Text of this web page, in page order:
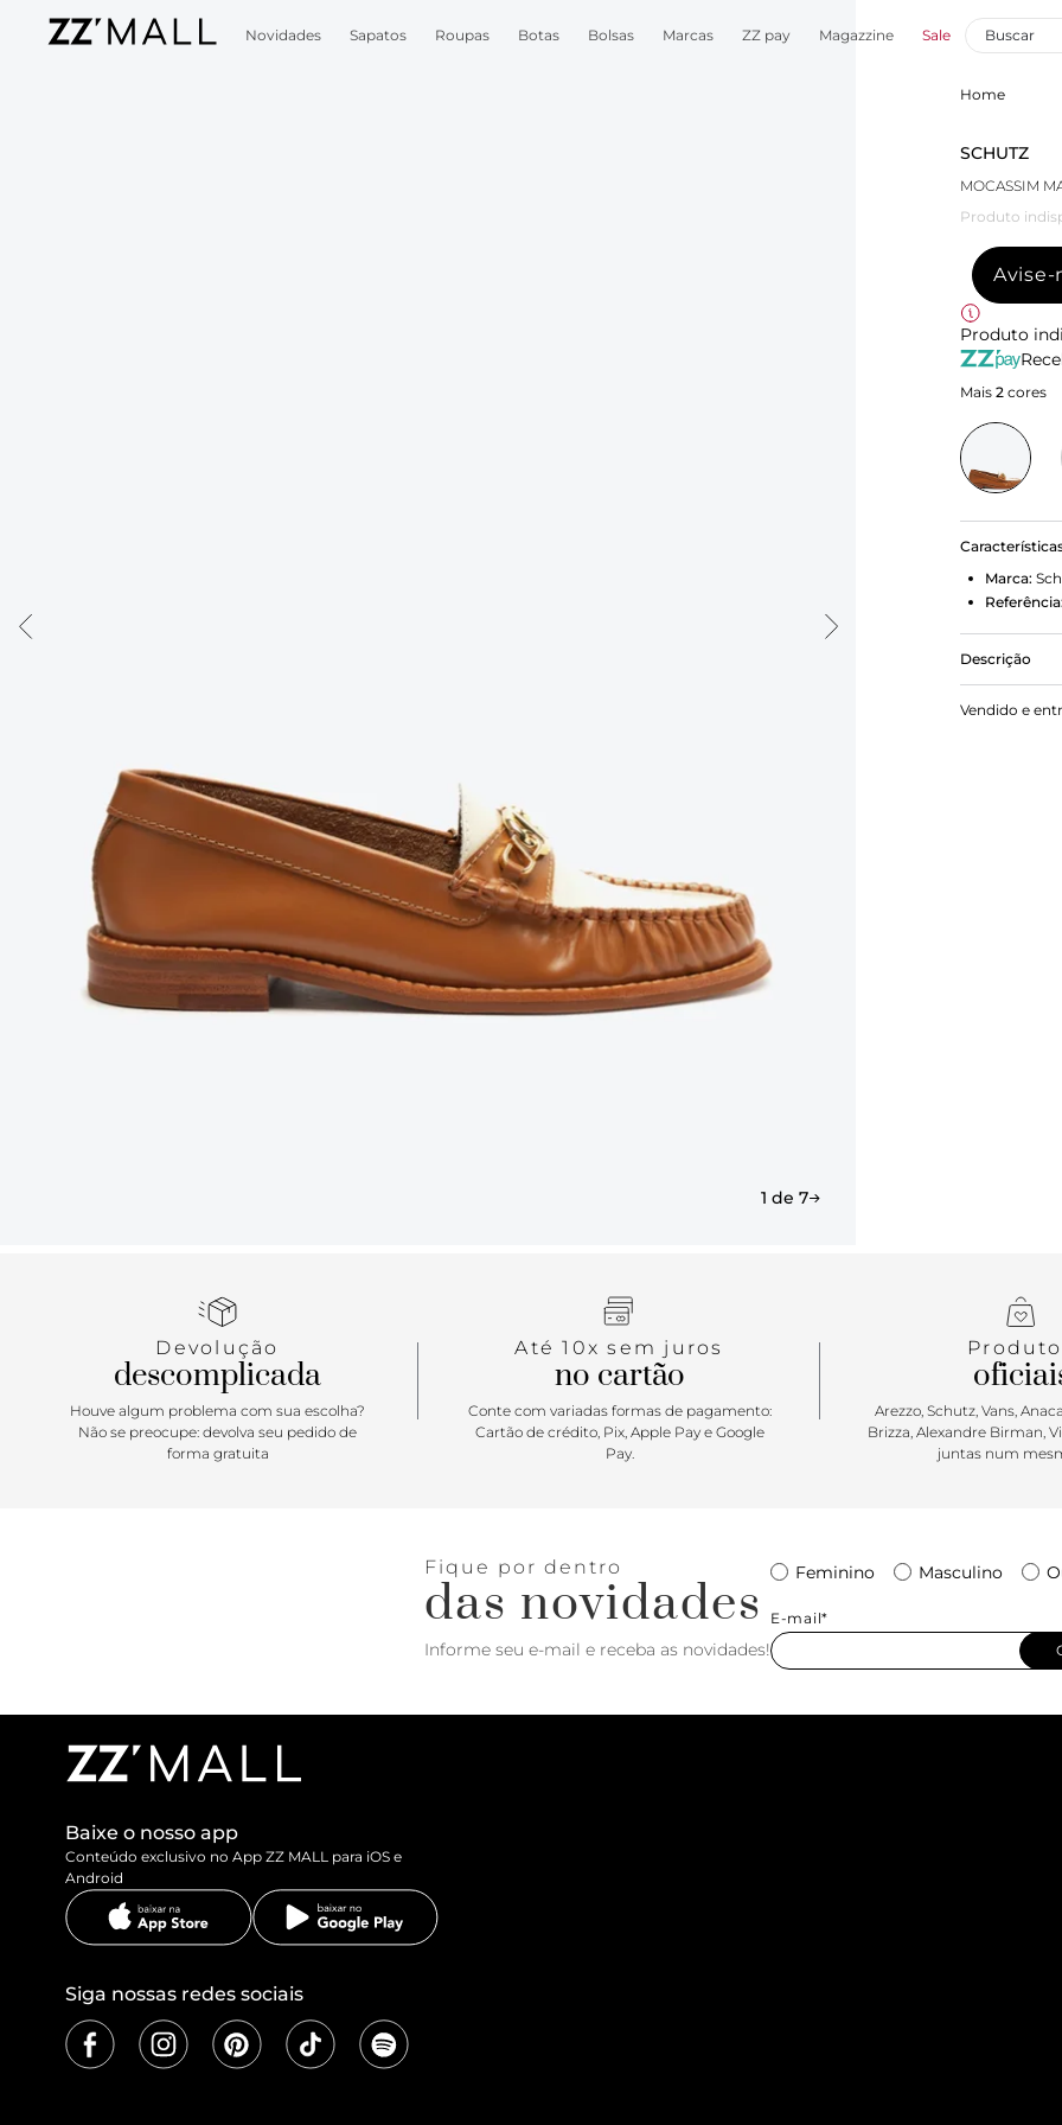
Novidades Sapatos Roupas Botas Bolsas Marcas ZZ pay Magazzine Sale
1 de 7
Home
SCHUTZ
MOCASSIM
Produto
Avise-
Produto
Mais 2 cores
Marca:
Referência:
Descrição
A estética
um toque
Vendido e
Devolução
descomplicada
Houve algum problema com sua escolha?
Não se preocupe: devolva seu pedido de
forma gratuita
Até 10x sem juros
no cartão
Conte com variadas formas de pagamento:
Cartão de crédito, Pix, Apple Pay e Google
Pay.
Arezzo, Schutz, Vans,
Brizza, Alexandre Birman,
juntas num
Fique por dentro
das novidades
Informe seu e-mail e receba as novidades!
Feminino Masculino
E-mail*
Baixe o nosso app
Conteúdo exclusivo no App ZZ MALL para iOS e
Android
Siga nossas redes sociais